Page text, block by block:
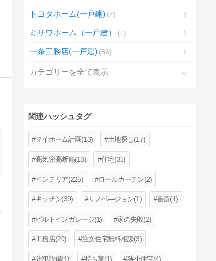
トヨタホーム(一戸建) 7
ミサワホーム（一戸建） 5
一条工務店(一戸建) 86
カテゴリーを全て表示
関連ハッシュタグ
マイホーム計画(13) 土地探し(17)
高気密高断熱(13) 住宅(33)
インテリア(225) ロールカーテン(2)
キッチン(39) リノベ―ジョン(1) 書斎(1)
ビルトインガレージ(1) 家の失敗(2)
工務店(20) 注文住宅無料相談(3)
防犯設備(1) 持ち家(1) 狭小住宅(4)